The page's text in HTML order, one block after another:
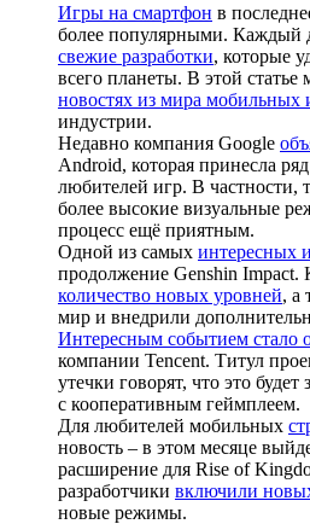
Игры на смартфон в
более популярными. Каждый
свежие разработки, которые
всего планеты. В этой
новостях из мира мобильных
индустрии.
Недавно компания Google
Android, которая принесла
любителей игр. В частности,
более высокие визуальные
процесс ещё приятным.
Одной из самых интересных
продолжение Genshin Impact.
количество новых уровней, а
мир и внедрили
Интересным событием стало
компании Tencent. Титул
утечки говорят, что это
с кооперативным геймплеем.
Для любителей мобильных
новость – в этом месяце
расширение для Rise of
разработчики включили
новые режимы.